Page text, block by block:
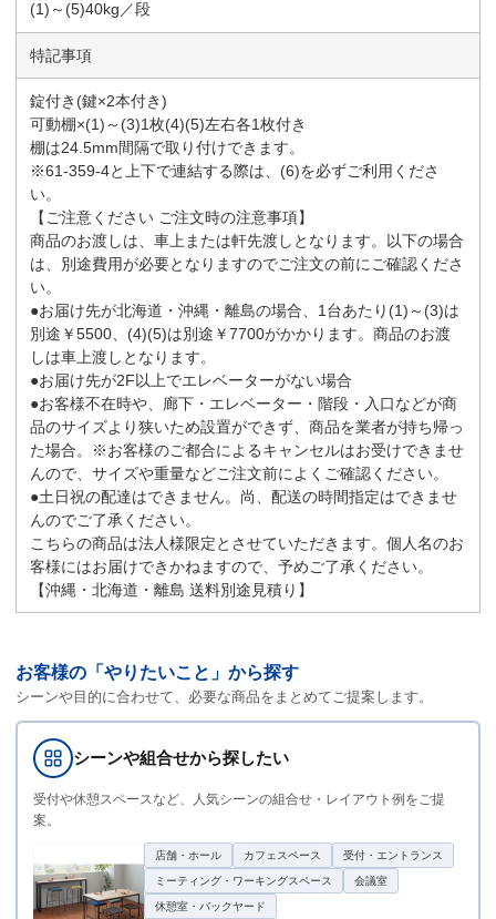
(1)～(5)40kg／段
特記事項
錠付き(鍵×2本付き)
可動棚×(1)～(3)1枚(4)(5)左右各1枚付き
棚は24.5mm間隔で取り付けできます。
※61-359-4と上下で連結する際は、(6)を必ずご利用くださ
い。
【ご注意ください ご注文時の注意事項】
商品のお渡しは、車上または軒先渡しとなります。以下の場合
は、別途費用が必要となりますのでご注文の前にご確認くださ
い。
●お届け先が北海道・沖縄・離島の場合、1台あたり(1)～(3)は
別途￥5500、(4)(5)は別途￥7700がかかります。商品のお渡
しは車上渡しとなります。
●お届け先が2F以上でエレベーターがない場合
●お客様不在時や、廊下・エレベーター・階段・入口などが商
品のサイズより狭いため設置ができず、商品を業者が持ち帰っ
た場合。※お客様のご都合によるキャンセルはお受けできませ
んので、サイズや重量などご注文前によくご確認ください。
●土日祝の配達はできません。尚、配送の時間指定はできませ
んのでご了承ください。
こちらの商品は法人様限定とさせていただきます。個人名のお
客様にはお届けできかねますので、予めご了承ください。
【沖縄・北海道・離島 送料別途見積り】
お客様の「やりたいこと」から探す
シーンや目的に合わせて、必要な商品をまとめてご提案します。
シーンや組合せから探したい
受付や休憩スペースなど、人気シーンの組合せ・レイアウト例をご提
案。
店舗・ホール カフェスペース 受付・エントランス
ミーティング・ワーキングスペース 会議室
休憩室・バックヤード